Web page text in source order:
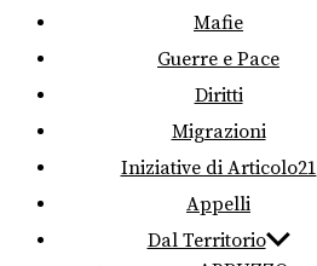
Mafie
Guerre e Pace
Diritti
Migrazioni
Iniziative di Articolo21
Appelli
Dal Territorio